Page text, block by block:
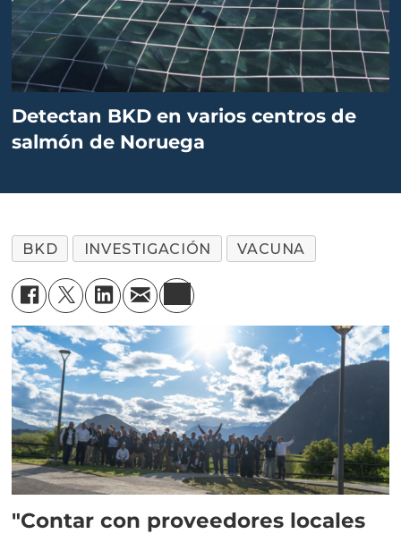
Detectan BKD en varios centros de
salmón de Noruega
BKD INVESTIGACIÓN VACUNA
"Contar con proveedores locales